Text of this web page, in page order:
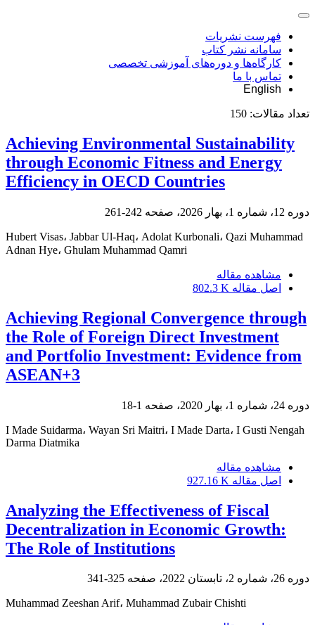
فهرست نشریات
سامانه نشر کتاب
کارگاه‌ها و دوره‌های آموزشی تخصصی
تماس با ما
English
تعداد مقالات: 150
Achieving Environmental Sustainability
through Economic Fitness and Energy
Efficiency in OECD Countries
دوره 12، شماره 1، بهار 2026، صفحه 242-261
Hubert Visas، Jabbar Ul-Haq، Adolat Kurbonali، Qazi Muhammad
Adnan Hye، Ghulam Muhammad Qamri
مشاهده مقاله
اصل مقاله 802.3 K
Achieving Regional Convergence through
the Role of Foreign Direct Investment
and Portfolio Investment: Evidence from
ASEAN+3
دوره 24، شماره 1، بهار 2020، صفحه 1-18
I Made Suidarma، Wayan Sri Maitri، I Made Darta، I Gusti Nengah
Darma Diatmika
مشاهده مقاله
اصل مقاله 927.16 K
Analyzing the Effectiveness of Fiscal
Decentralization in Economic Growth:
The Role of Institutions
دوره 26، شماره 2، تابستان 2022، صفحه 325-341
Muhammad Zeeshan Arif، Muhammad Zubair Chishti